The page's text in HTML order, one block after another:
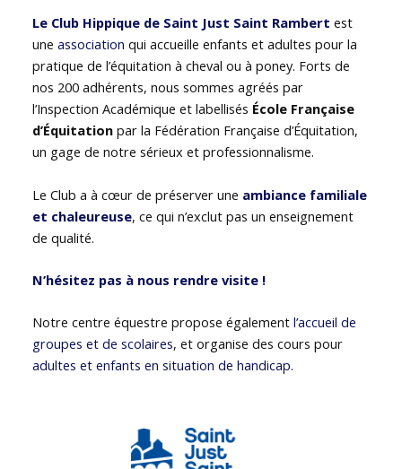
Le Club Hippique de Saint Just Saint Rambert est
uneassociation qui accueille enfants et adultes pour la
pratique de l’équitation à cheval ou à poney. Forts de
nos 200 adhérents, nous sommes agréés par
l’Inspection Académique et labellisés École Française
d’Équitation par la Fédération Française d’Équitation,
un gage de notre sérieux et professionnalisme.
Le Club a à cœur de préserver une ambiance familiale
et chaleureuse, ce qui n’exclut pas un enseignement
de qualité.
N’hésitez pas à nous rendre visite !
Notre centre équestre propose égalementl’accueil de
groupes et de scolaires, et organise des cours pour
adultes et enfants en situation de handicap.